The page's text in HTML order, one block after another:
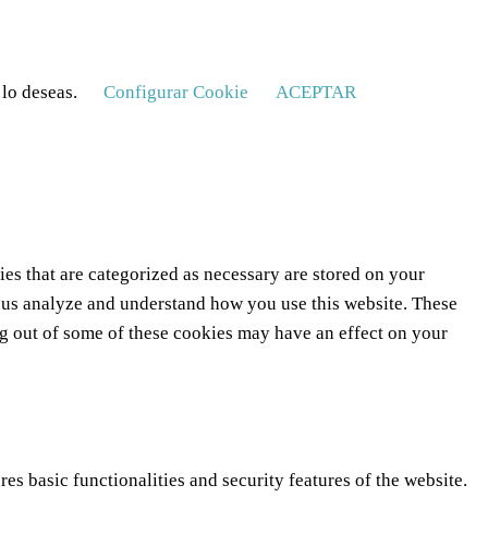
deseas. Configurar Cookie ACEPTAR
that are categorized as necessary are stored on your
analyze and understand how you use this website. These
of some of these cookies may have an effect on your
basic functionalities and security features of the website.